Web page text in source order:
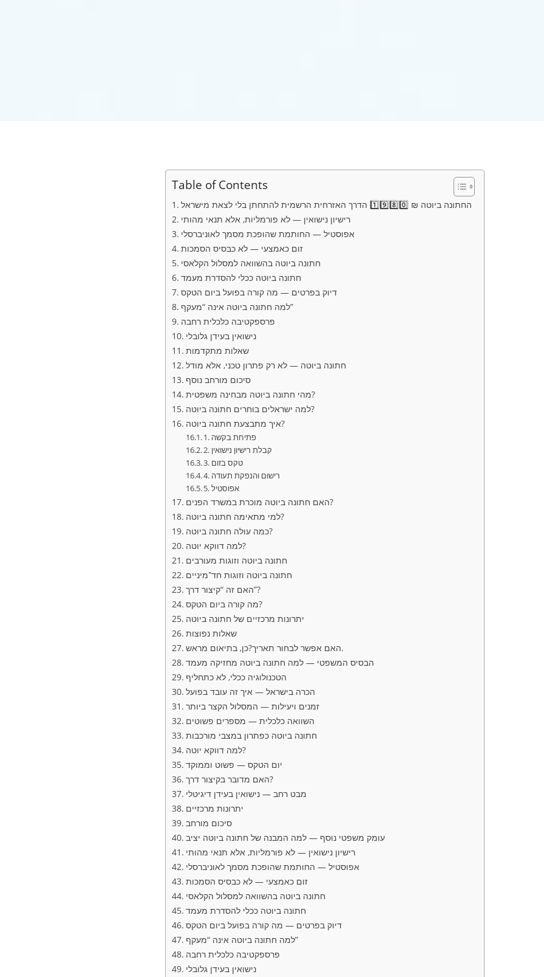
Table of Contents
החתונה ביוטה ₪ 1️⃣9️⃣8️⃣0️⃣ הדרך האזרחית הרשמית להתחתן בלי לצאת מישראל
רישיון נישואין — לא פורמליות, אלא תנאי מהותי
אפוסטיל — החותמת שהופכת מסמך לאוניברסלי
זום כאמצעי — לא כבסיס הסמכות
חתונה ביוטה בהשוואה למסלול הקלאסי
חתונה ביוטה ככלי להסדרת מעמד
דיוק בפרטים — מה קורה בפועל ביום הטקס
למה חתונה ביוטה אינה “מעקף”
פרספקטיבה כלכלית רחבה
נישואין בעידן גלובלי
שאלות מתקדמות
חתונה ביוטה — לא רק פתרון טכני, אלא מודל
סיכום מורחב נוסף
מהי חתונה ביוטה מבחינה משפטית?
למה ישראלים בוחרים חתונה ביוטה?
איך מתבצעת חתונה ביוטה?
1. פתיחת בקשה
2. קבלת רישיון נישואין
3. טקס בזום
4. רישום והנפקת תעודה
5. אפוסטיל
האם חתונה ביוטה מוכרת במשרד הפנים?
למי מתאימה חתונה ביוטה?
כמה עולה חתונה ביוטה?
למה דווקא יוטה?
חתונה ביוטה וזוגות מעורבים
חתונה ביוטה וזוגות חד־מיניים
האם זה “קיצור דרך”?
מה קורה ביום הטקס?
יתרונות מרכזיים של חתונה ביוטה
שאלות נפוצות
האם אפשר לבחור תאריך?כן, בתיאום מראש.
הבסיס המשפטי — למה חתונה ביוטה מחזיקה מעמד
הטכנולוגיה ככלי, לא כתחליף
הכרה בישראל — איך זה עובד בפועל
זמנים ויעילות — המסלול הקצר ביותר
השוואה כלכלית — מספרים פשוטים
חתונה ביוטה כפתרון במצבי מורכבות
למה דווקא יוטה?
יום הטקס — פשוט וממוקד
האם מדובר בקיצור דרך?
מבט רחב — נישואין בעידן דיגיטלי
יתרונות מרכזיים
סיכום מורחב
עומק משפטי נוסף — למה המבנה של חתונה ביוטה יציב
רישיון נישואין — לא פורמליות, אלא תנאי מהותי
אפוסטיל — החותמת שהופכת מסמך לאוניברסלי
זום כאמצעי — לא כבסיס הסמכות
חתונה ביוטה בהשוואה למסלול הקלאסי
חתונה ביוטה ככלי להסדרת מעמד
דיוק בפרטים — מה קורה בפועל ביום הטקס
למה חתונה ביוטה אינה “מעקף”
פרספקטיבה כלכלית רחבה
נישואין בעידן גלובלי